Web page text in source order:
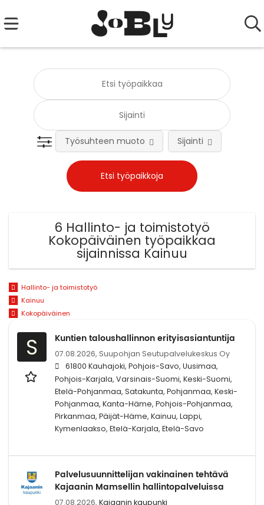
Työsuhteen muoto Sijainti
6 Hallinto- ja toimistotyö
Kokopäiväinen työpaikkaa
sijainnissa Kainuu
Hallinto- ja toimistotyö
Kainuu
Kokopäiväinen
S Kuntien taloushallinnon erityisasiantuntija
07.08.2026, Suupohjan Seutupalvelukeskus Oy
61800 Kauhajoki, Pohjois-Savo, Uusimaa,
Pohjois-Karjala, Varsinais-Suomi, Keski-Suomi,
Etelä-Pohjanmaa, Satakunta, Pohjanmaa, Keski-
Pohjanmaa, Kanta-Häme, Pohjois-Pohjanmaa,
Pirkanmaa, Päijät-Häme, Kainuu, Lappi,
Kymenlaakso, Etelä-Karjala, Etelä-Savo
Palvelusuunnittelijan vakinainen tehtävä
Kajaanin Mamsellin hallintopalveluissa
07.08.2026, Kajaanin kaupunki